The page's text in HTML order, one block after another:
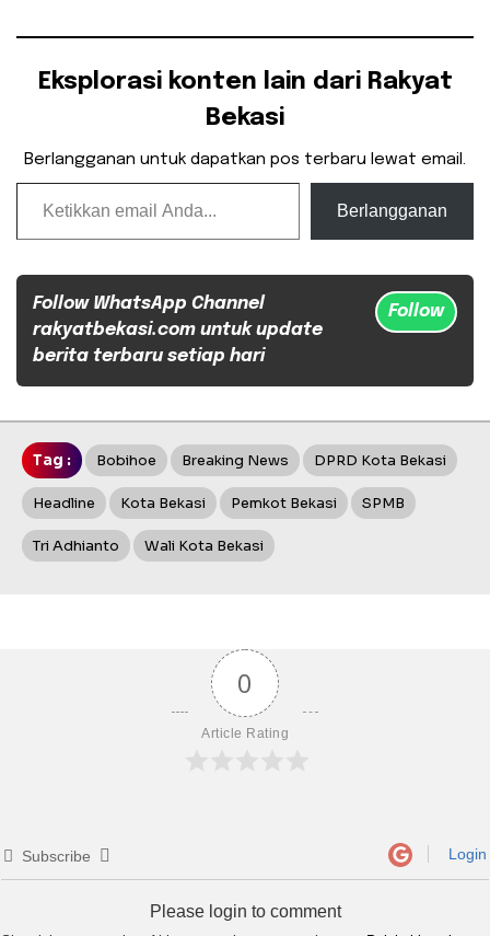
Eksplorasi konten lain dari Rakyat
Bekasi
Berlangganan untuk dapatkan pos terbaru lewat email.
Ketikkan email Anda...
Berlangganan
Follow WhatsApp Channel
rakyatbekasi.com untuk update
berita terbaru setiap hari
Follow
Tag : Bobihoe Breaking News DPRD Kota Bekasi
Headline Kota Bekasi Pemkot Bekasi SPMB
Tri Adhianto Wali Kota Bekasi
0
Article Rating
Subscribe Login
Please login to comment